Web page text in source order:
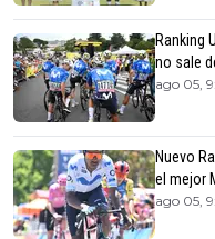
Ranking
no sale
ago 05,
Nuevo
el mejor
ago 05,